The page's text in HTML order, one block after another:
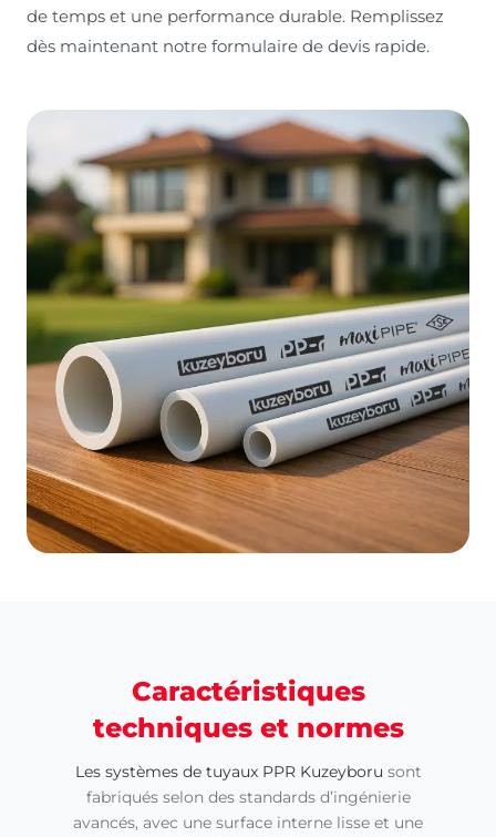
de temps et une performance durable. Remplissez
dès maintenant notre formulaire de devis rapide.
Caractéristiques
techniques et normes
Les systèmes de tuyaux PPR Kuzeyboru sont
fabriqués selon des standards d’ingénierie
avancés, avec une surface interne lisse et une